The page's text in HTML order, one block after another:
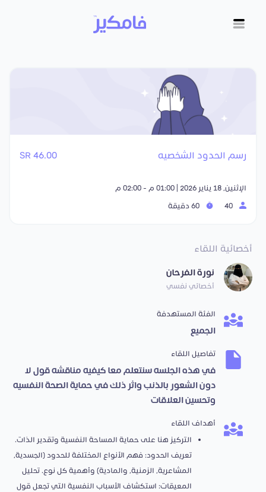
رسم الحدود الشخصيه 46.00 SR
الإثنين, 18 يناير 2026 | 01:00 م - 02:00 م
أخصائية اللقاء
نورة الفرحان
أخصائي نفسي
الفئة المستهدفة
الجميع
تفاصيل اللقاء
في هذه الجلسه سنتعلم معا كيفيه مناقشه قول لا
دون الشعور بالذنب واثر ذلك في حماية الصحة النفسيه
وتحسين العلاقات
أهداف اللقاء
التركيز هنا على حماية المساحة النفسية وتقدير الذات. ​
تعريف الحدود: فهم الأنواع المختلفة للحدود (الجسدية،
المشاعرية، الزمنية، والمادية) وأهمية كل نوع. ​تحليل
المعيقات: استكشاف الأسباب النفسية التي تجعل قول